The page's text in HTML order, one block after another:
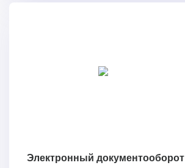
Электронный документооборот